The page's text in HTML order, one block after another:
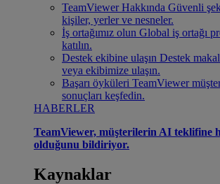
TeamViewer Hakkında Güvenli
kişiler, yerler ve nesneler.
İş ortağımız olun Global iş ortağı
katılın.
Destek ekibine ulaşın Destek
veya ekibimize ulaşın.
Başarı öyküleri TeamViewer
sonuçları keşfedin.
HABERLER
TeamViewer, müşterilerin AI teklifine
olduğunu bildiriyor.
Kaynaklar